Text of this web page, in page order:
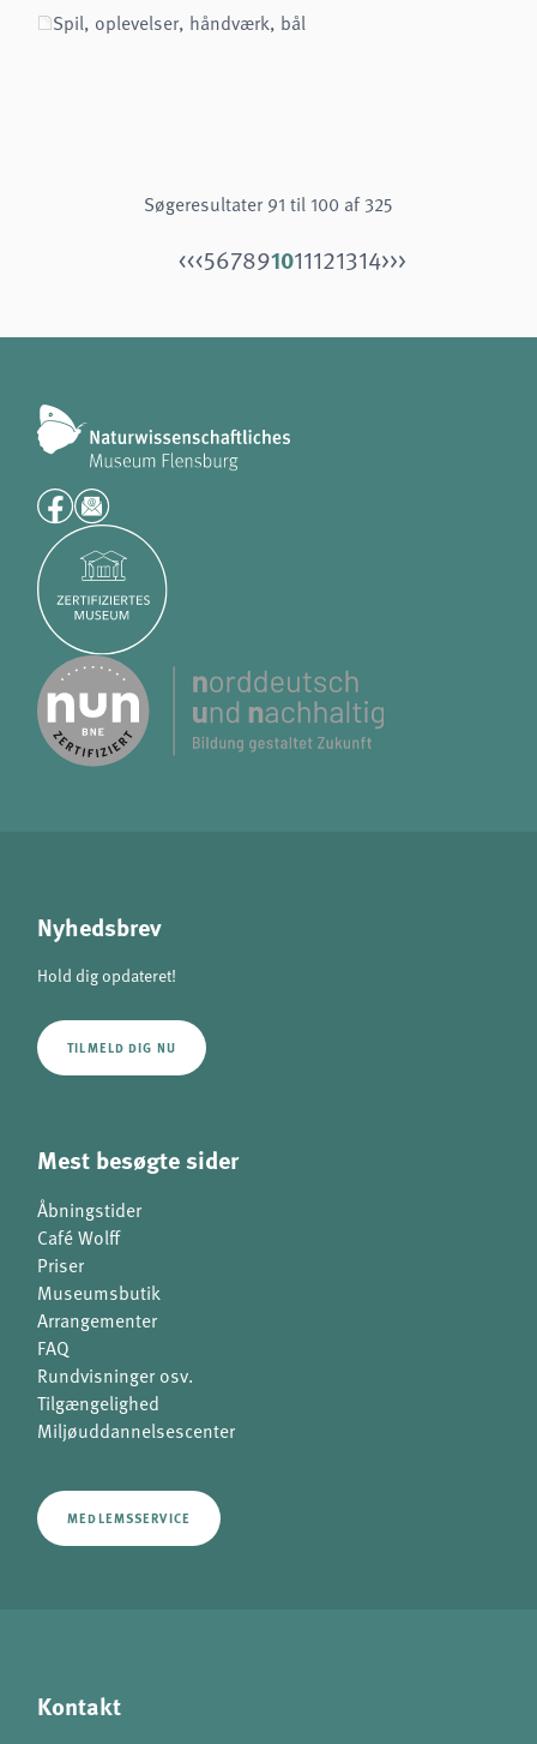
Spil, oplevelser, håndværk, bål
Søgeresultater 91 til 100 af 325
<<<567891011121314>>>
Nyhedsbrev
Hold dig opdateret!
TILMELD DIG NU
Mest besøgte sider
Åbningstider
Café Wolff
Priser
Museumsbutik
Arrangementer
FAQ
Rundvisninger osv.
Tilgængelighed
Miljøuddannelsescenter
MEDLEMSSERVICE
Kontakt